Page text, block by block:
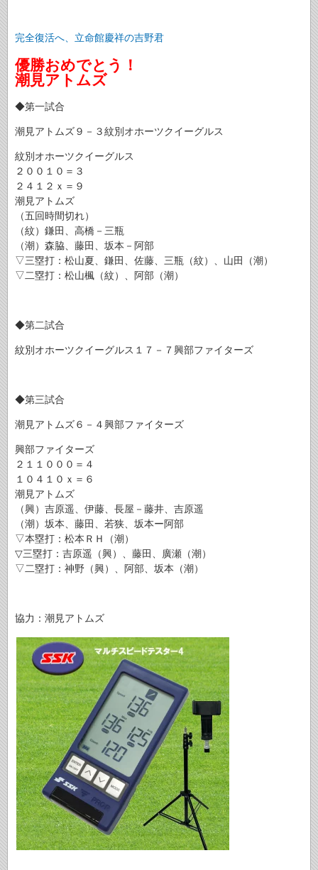
完全復活へ、立命館慶祥の吉野君
優勝おめでとう！
潮見アトムズ
◆第一試合
潮見アトムズ９－３紋別オホーツクイーグルス
紋別オホーツクイーグルス
２００１０＝３
２４１２ｘ＝９
潮見アトムズ
（五回時間切れ）
（紋）鎌田、高橋－三瓶
（潮）森脇、藤田、坂本－阿部
▽三塁打：松山夏、鎌田、佐藤、三瓶（紋）、山田（潮）
▽二塁打：松山楓（紋）、阿部（潮）
◆第二試合
紋別オホーツクイーグルス１７－７興部ファイターズ
◆第三試合
潮見アトムズ６－４興部ファイターズ
興部ファイターズ
２１１０００＝４
１０４１０ｘ＝６
潮見アトムズ
（興）吉原遥、伊藤、長屋－藤井、吉原遥
（潮）坂本、藤田、若狭、坂本ー阿部
▽本塁打：松本ＲＨ（潮）
▽三塁打：吉原遥（興）、藤田、廣瀬（潮）
▽二塁打：神野（興）、阿部、坂本（潮）
協力：潮見アトムズ